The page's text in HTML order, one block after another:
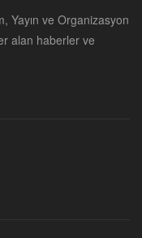
Yayın ve Organizasyon
alan haberler ve